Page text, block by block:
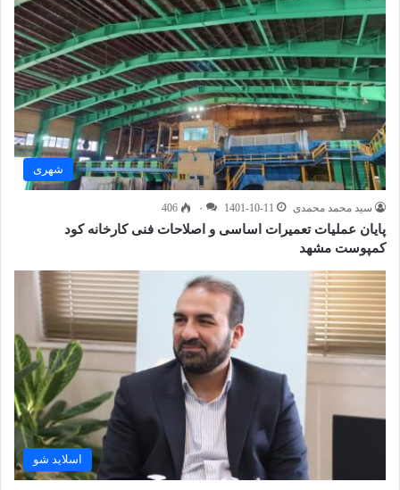
شهری
سید محمد محمدی 1401-10-11 ۰ 406
پایان عملیات تعمیرات اساسی و اصلاحات فنی کارخانه کود
کمپوست مشهد
اسلاید شو